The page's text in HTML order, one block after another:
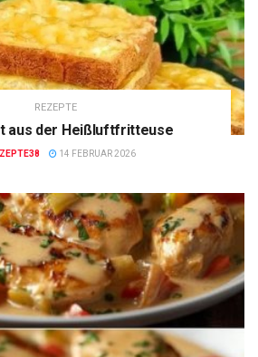
REZEPTE
aus der Heißluftfritteuse
14 FEBRUAR 2026